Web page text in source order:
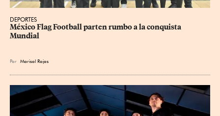
DEPORTES
México Flag Football parten rumbo a la conquista
Mundial
Por Marisol Rojas